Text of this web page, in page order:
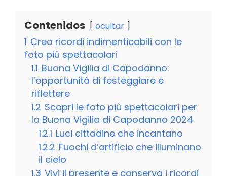
Contenidos ocultar
1 Crea ricordi indimenticabili con le
foto più spettacolari
1.1 Buona Vigilia di Capodanno:
l’opportunità di festeggiare e
riflettere
1.2 Scopri le foto più spettacolari per
la Buona Vigilia di Capodanno 2024
1.2.1 Luci cittadine che incantano
1.2.2 Fuochi d’artificio che illuminano
il cielo
1.3 Vivi il presente e conserva i ricordi